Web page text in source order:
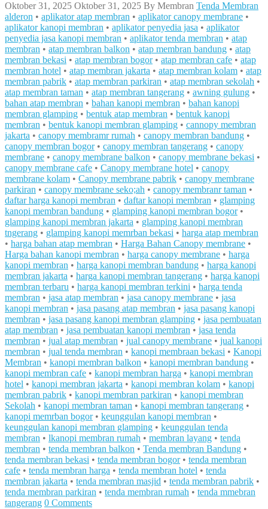
Oktober 31, 2025 Oktober 31, 2025 By Membran Tenda Membran
alderon • aplikator atap membran • aplikator canopy membrane •
aplikator kanopi membran • aplikator penyedia jasa • aplikator
penyedia jasa kanopi membran • aplikator tenda membran • atap
membran • atap membran balkon • atap membran bandung • atap
membran bekasi • atap membran bogor• atap membran cafe • atap
membran hotel • atap membran jakarta • atap membran kolam • atap
membran pabrik • atap membran parkiran • atap membran sekolah •
atap membran taman • atap membran tangerang • awning gulung •
bahan atap membran • bahan kanopi membran • bahan kanopi
membran glamping • bentuk atap membran • bentuk kanopi
membran • bentuk kanopi membran glamping • cannopy membran
jakarta • canopy membramr rumah • canopy membran bandung •
canopy membran bogor• canopy membran tangerang • canopy
membrane • canopy membrane balkon • canopy membrane bekasi •
canopy membrane cafe • Canopy membrane hotel • canopy
membrane kolam • Canopy membrane pabrik • canopy membrane
parkiran • canopy membrane seko;ah • canopy membranr taman •
daftar harga kanopi membran • daftar kanopi membran • glamping
kanopi membran bandung • glamping kanopi membran bogor•
glamping kanopi membran jakarta • glamping kanopi membran
tngerang • glamping kanopi memrban bekasi • harga atap membran
• harga bahan atap membran • Harga Bahan Canopy membrane •
Harga bahan kanopi membran • harga canopy membrane • harga
kanopi membran • harga kanopi membran bandung • harga kanopi
membran jakarta • harga kanopi membran tangerang • harga kanopi
membran terbaru • harga kanopi membran terkini • harga tenda
membran • jasa atap membran • jasa canopy membrane • jasa
kanopi membran • jasa pasang atap membran • jasa pasang kanopi
membran • jasa pasang kanopi membran glamping • jasa pembuatan
atap membran • jasa pembuatan kanopi membran • jasa tenda
membran • jual atap membran • jual canopy membrane • jual kanopi
membran • jual tenda membran • kanopi membraan bekasi • Kanopi
Membran • kanopi membran balkon • kanopi membran bandung •
kanopi membran cafe • kanopi membran harga • kanopi membran
hotel • kanopi membran jakarta • kanopi membran kolam • kanopi
membran pabrik • kanopi membran parkiran • kanopi membran
Sekolah • kanopi membran taman • kanopi membran tangerang •
kanopi memrban bogor• keunggulan kanopi membran •
keunggulan kanopi membran glamping • keunggulan tenda
membran • lkanopi membran rumah • membran layang • tenda
membran • tenda membran balkon • Tenda membran Bandung •
tenda membran bekasi • tenda membran bogor• tenda membran
cafe • tenda membran harga • tenda membran hotel • tenda
membran jakarta • tenda membran masjid • tenda membran pabrik •
tenda membran parkiran • tenda membran rumah • tenda mmebran
tangerang 0 Comments